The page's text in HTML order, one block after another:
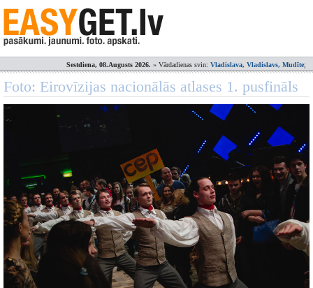
Sestdiena, 08.Augusts 2026. » Vārdadienas svin: Vladislava, Vladislavs, Mudīte;
Foto: Eirovīzijas nacionālās atlases 1. pusfināls